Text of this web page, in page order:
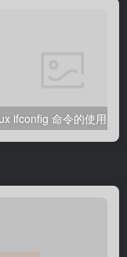
ifconfig 命令的使用